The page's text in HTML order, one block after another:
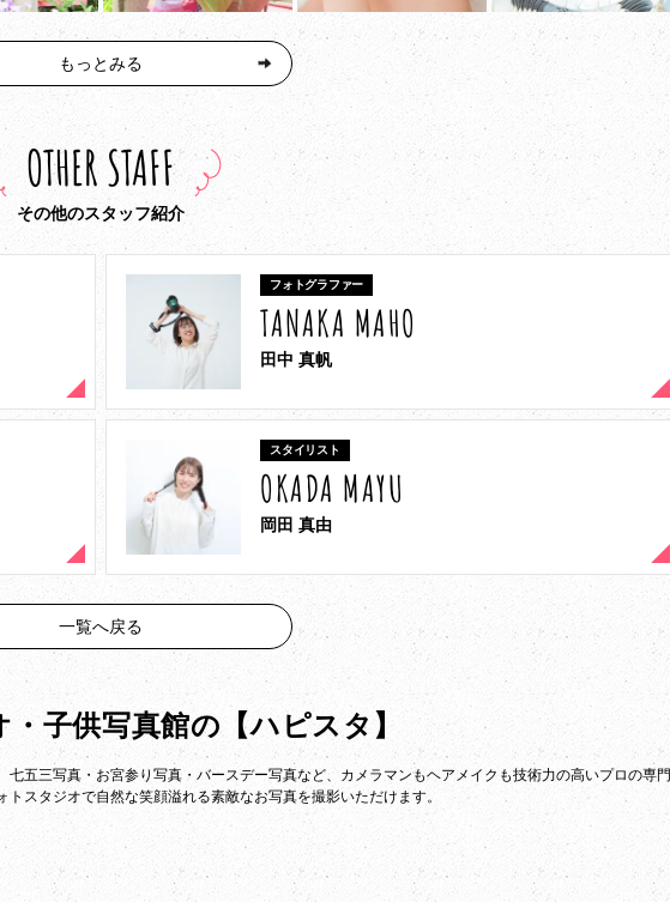
もっとみる
OTHER STAFF
その他のスタッフ紹介
フォトグラファー
TANAKA MAHO
田中 真帆
スタイリスト
OKADA MAYU
岡田 真由
一覧へ戻る
子供写真館の 【ハピスタ】
五三写真・お宮参り写真・バースデー写真など、カメラマンもヘアメイクも技術力の高いプロの専門
スタジオで自然な笑顔溢れる素敵なお写真を撮影いただけます。